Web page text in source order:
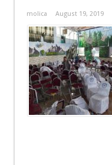
molica August 19, 2019